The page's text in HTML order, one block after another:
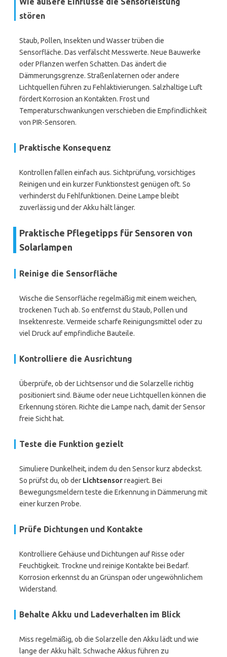
stören
Staub, Pollen, Insekten und Wasser trüben die
Sensorfläche. Das verfälscht Messwerte. Neue Bauwerke
oder Pflanzen werfen Schatten. Das ändert die
Dämmerungsgrenze. Straßenlaternen oder andere
Lichtquellen führen zu Fehlaktivierungen. Salzhaltige Luft
fördert Korrosion an Kontakten. Frost und
Temperaturschwankungen verschieben die Empfindlichkeit
von PIR-Sensoren.
Praktische Konsequenz
Kontrollen fallen einfach aus. Sichtprüfung, vorsichtiges
Reinigen und ein kurzer Funktionstest genügen oft. So
verhinderst du Fehlfunktionen. Deine Lampe bleibt
zuverlässig und der Akku hält länger.
Praktische Pflegetipps für Sensoren von
Solarlampen
Reinige die Sensorfläche
Wische die Sensorfläche regelmäßig mit einem weichen,
trockenen Tuch ab. So entfernst du Staub, Pollen und
Insektenreste. Vermeide scharfe Reinigungsmittel oder zu
viel Druck auf empfindliche Bauteile.
Kontrolliere die Ausrichtung
Überprüfe, ob der Lichtsensor und die Solarzelle richtig
positioniert sind. Bäume oder neue Lichtquellen können die
Erkennung stören. Richte die Lampe nach, damit der Sensor
freie Sicht hat.
Teste die Funktion gezielt
Simuliere Dunkelheit, indem du den Sensor kurz abdeckst.
So prüfst du, ob der Lichtsensorreagiert. Bei
Bewegungsmeldern teste die Erkennung in Dämmerung mit
einer kurzen Probe.
Prüfe Dichtungen und Kontakte
Kontrolliere Gehäuse und Dichtungen auf Risse oder
Feuchtigkeit. Trockne und reinige Kontakte bei Bedarf.
Korrosion erkennst du an Grünspan oder ungewöhnlichem
Widerstand.
Behalte Akku und Ladeverhalten im Blick
Miss regelmäßig, ob die Solarzelle den Akku lädt und wie
lange der Akku hält. Schwache Akkus führen zu